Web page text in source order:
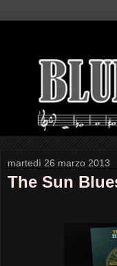
martedì 26 marzo 2013
The Sun